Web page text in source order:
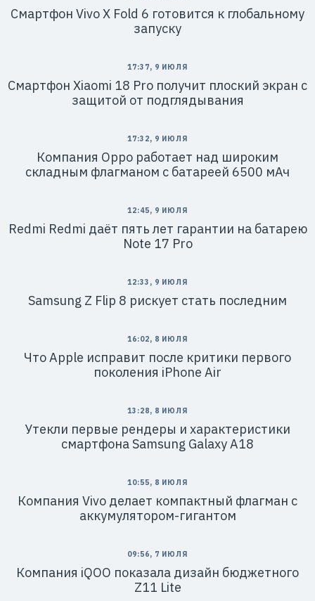
Смартфон Vivo X Fold 6 готовится к глобальному
запуску
17:37, 9 ИЮЛЯ
Смартфон Xiaomi 18 Pro получит плоский экран с
защитой от подглядывания
17:32, 9 ИЮЛЯ
Компания Oppo работает над широким
складным флагманом с батареей 6500 мАч
12:45, 9 ИЮЛЯ
Redmi Redmi даёт пять лет гарантии на батарею
Note 17 Pro
12:33, 9 ИЮЛЯ
Samsung Z Flip 8 рискует стать последним
16:02, 8 ИЮЛЯ
Что Apple исправит после критики первого
поколения iPhone Air
13:28, 8 ИЮЛЯ
Утекли первые рендеры и характеристики
смартфона Samsung Galaxy A18
10:55, 8 ИЮЛЯ
Компания Vivo делает компактный флагман с
аккумулятором-гигантом
09:56, 7 ИЮЛЯ
Компания iQOO показала дизайн бюджетного
Z11 Lite